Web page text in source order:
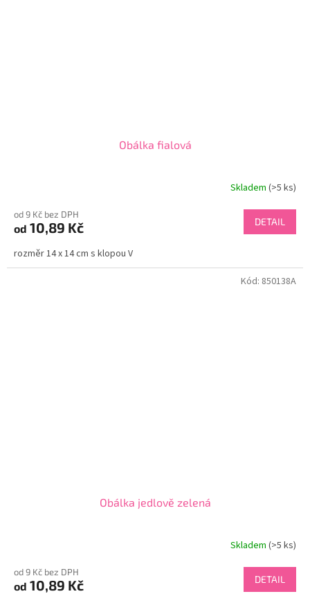
Obálka fialová
Skladem (>5 ks)
od 9 Kč bez DPH
od 10,89 Kč DETAIL
rozměr 14 x 14 cm s klopou V
Obálka jedlově zelená
Skladem (>5 ks)
od 9 Kč bez DPH
od 10,89 Kč DETAIL
Kód: 850138A